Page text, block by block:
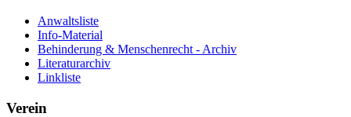
Anwaltsliste
Info-Material
Behinderung & Menschenrecht - Archiv
Literaturarchiv
Linkliste
Verein